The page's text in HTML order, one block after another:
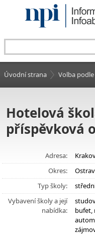
Úvodní strana Volba
Hotelová
příspěvková
Adresa:
Okres:
Typ školy:
Vybavení školy a její
nabídka:
bufet,